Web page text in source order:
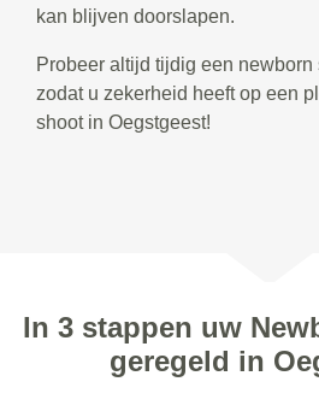
kan blijven doorslapen.
Probeer altijd tijdig een
zodat u zekerheid heeft op een
shoot in Oegstgeest!
In 3 stappen uw
geregeld in